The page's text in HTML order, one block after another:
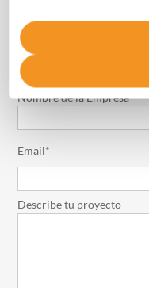
Nombre*
Nombre de la Empresa*
Email*
Describe tu proyecto